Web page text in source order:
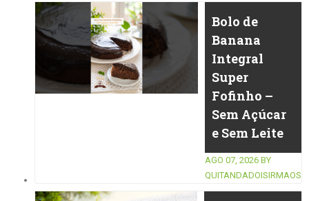
Bolo de
Banana
Integral
Super
Fofinho –
Sem Açúcar
e Sem Leite
AGO 07, 2026 BY
QUITANDADOISIRMAOS